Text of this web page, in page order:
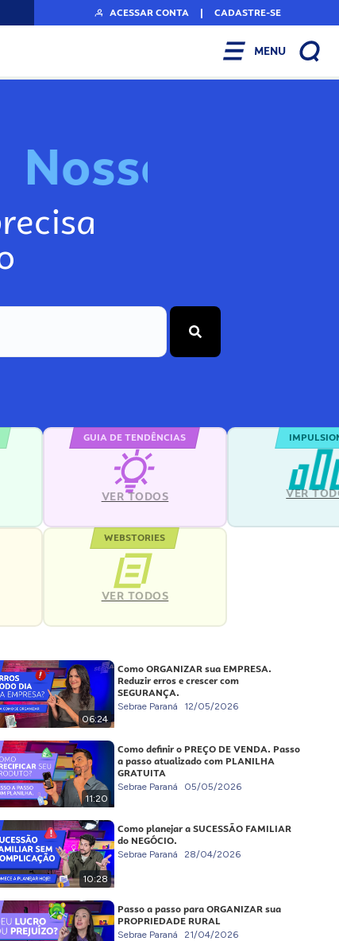
ACESSAR CONTA | CADASTRE-SE
MENU
Nos
GUIA DE TENDÊNCIAS
VER TODOS VER
WEBSTORIES
VER TODOS
06:24
Como ORGANIZAR sua EMPRESA.
Reduzir erros e crescer com
SEGURANÇA.
Sebrae Paraná 12/05/2026
11:20
Como definir o PREÇO DE VENDA. Passo
a passo atualizado com PLANILHA
GRATUITA
Sebrae Paraná 05/05/2026
10:28
Como planejar a SUCESSÃO FAMILIAR
do NEGÓCIO.
Sebrae Paraná 28/04/2026
Passo a passo para ORGANIZAR sua
PROPRIEDADE RURAL
Sebrae Paraná 21/04/2026